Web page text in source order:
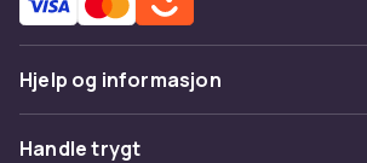
Hjelp og informasjon
Vanlige spørsmål
Handle trygt